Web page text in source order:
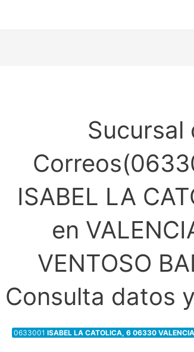
Sucursal
ISABEL LA
en
VENTOSO
Consulta datos
0633001ISABEL LA CATOLICA, 6 06330